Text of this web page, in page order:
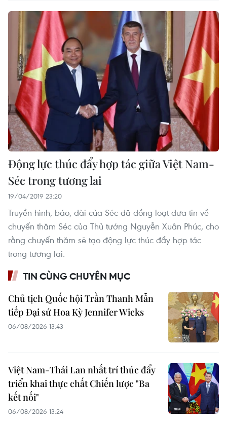
Động lực thúc đẩy hợp tác giữa Việt Nam-
Séc trong tương lai
19/04/2019 23:20
Truyền hình, báo, đài của Séc đã đồng loạt đưa tin về
chuyến thăm Séc của Thủ tướng Nguyễn Xuân Phúc, cho
rằng chuyến thăm sẽ tạo động lực thúc đẩy hợp tác
trong tương lai.
TIN CÙNG CHUYÊN MỤC
Chủ tịch Quốc hội Trần Thanh Mẫn
tiếp Đại sứ Hoa Kỳ Jennifer Wicks
06/08/2026 13:43
Việt Nam-Thái Lan nhất trí thúc đẩy
triển khai thực chất Chiến lược "Ba
kết nối"
06/08/2026 13:24